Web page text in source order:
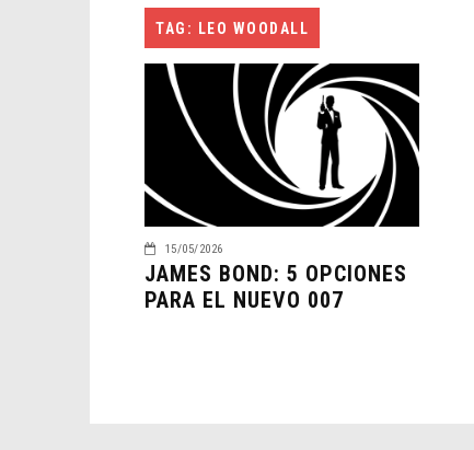
TAG: LEO WOODALL
15/05/2026
JAMES BOND: 5 OPCIONES
PARA EL NUEVO 007